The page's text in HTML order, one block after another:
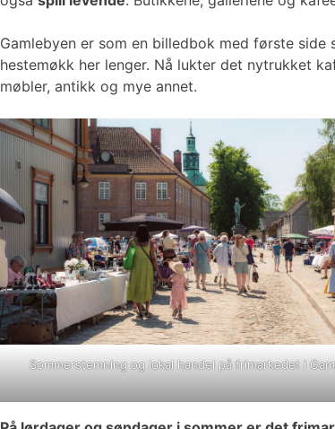
Gamlebyen er som en billedbok med første
hestemøkk her lenger. Nå lukter det nytrukket
møbler, antikk og mye annet.
Sommerstemning og lokal handel på frimarkedet i